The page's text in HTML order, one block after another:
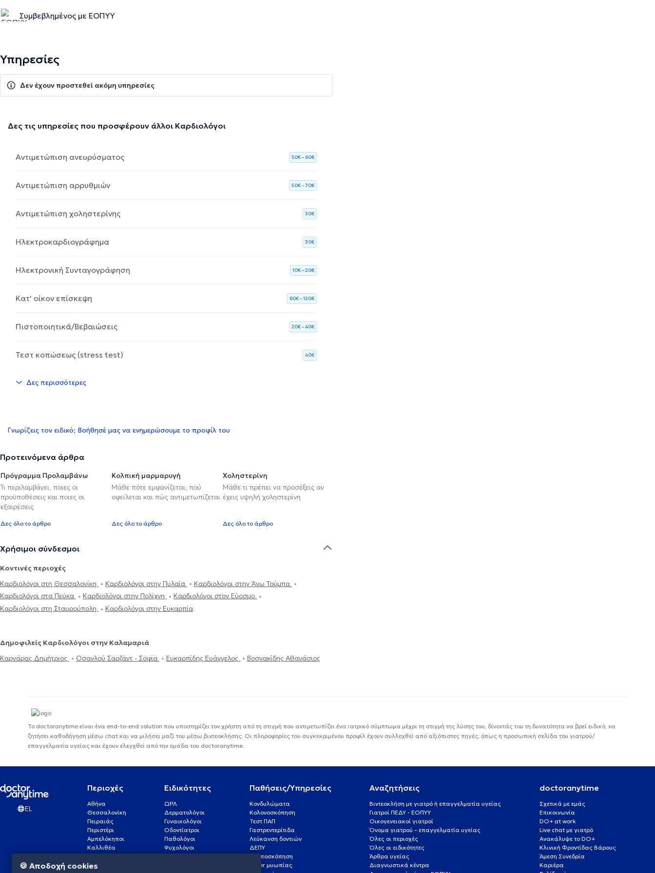
Συμβεβλημένος με ΕΟΠΥΥ
Υπηρεσίες
Δεν έχουν προστεθεί ακόμη υπηρεσίες
Δες τις υπηρεσίες που προσφέρουν άλλοι Καρδιολόγοι
Αντιμετώπιση ανευρύσματος 50€ – 60€
Αντιμετώπιση αρρυθμιών 50€ – 70€
Αντιμετώπιση χοληστερίνης 30€
Ηλεκτροκαρδιογράφημα 30€
Ηλεκτρονική Συνταγογράφηση 10€ – 20€
Κατ' οίκον επίσκεψη 60€ – 120€
Πιστοποιητικά/Βεβαιώσεις 20€ – 40€
Τεστ κοπώσεως (stress test) 40€
Δες περισσότερες
Γνωρίζεις τον ειδικό; Βοήθησέ μας να ενημερώσουμε το προφίλ του
Προτεινόμενα άρθρα
Πρόγραμμα Προλαμβάνω
Τι περιλαμβάνει, ποιες οι
προϋποθέσεις και ποιες οι
εξαιρέσεις
Δες όλο το άρθρο
Κολπική μαρμαρυγή
Μάθε πότε εμφανίζεται, πού
οφείλεται και πώς αντιμετωπίζεται
Δες όλο το άρθρο
Χοληστερίνη
Μάθε τι πρέπει να προσέξεις αν
έχεις υψηλή χοληστερίνη
Δες όλο το άρθρο
Χρήσιμοι σύνδεσμοι
Κοντινές περιοχές
Καρδιολόγοι στη Θεσσαλονίκη
Καρδιολόγοι στην Πυλαία
Καρδιολόγοι στην Άνω Τούμπα
Καρδιολόγοι στα Πεύκα
Καρδιολόγοι στην Πολίχνη
Καρδιολόγοι στον Εύοσμο
Καρδιολόγοι στη Σταυρούπολη
Καρδιολόγοι στην Ευκαρπία
Δημοφιλείς Καρδιολόγοι στην Καλαμαριά
Καρνάρας Δημήτριος
Οσανλού Σαρζάντ - Σοφία Ευκαρπίδης Ευάγγελος Βοσνακίδης Αθανάσιος
Το doctoranytime είναι ένα end-to-end solution που υποστηρίζει τον χρήστη από τη στιγμή που αντιμετωπίζει ένα ιατρικό σύμπτωμα μέχρι τη στιγμή της λύσης του, δίνοντάς του τη δυνατότητα να βρεί ειδικό, να
ζητήσει καθοδήγηση μέσω chat και να μιλήσει μαζί του μέσω βιντεοκλήσης. Οι πληροφορίες του συγκεκριμένου προφίλ έχουν συλλεχθεί από αξιόπιστες πηγές, όπως η προσωπική σελίδα του γιατρού/
επαγγελματία υγείας και έχουν ελεγχθεί από την ομάδα του doctoranytime.
EL
Περιοχές
Αθήνα
Θεσσαλονίκη
Πειραιάς
Περιστέρι
Αμπελόκηποι
Καλλιθέα
Γλυφάδα
Ειδικότητες
ΩΡΛ
Δερματολόγοι
Γυναικολόγοι
Οδοντίατροι
Παθολόγοι
Ψυχολόγοι
Παθήσεις/Υπηρεσίες
Κονδυλώματα
Κολονοσκόπηση
Τεστ ΠΑΠ
Γαστρεντερίτιδα
Λεύκανση δοντιών
ΔΕΠΥ
Κολποσκόπηση
Laser μυωπίας
Αναζητήσεις
Βιντεοκλήση με γιατρό ή επαγγελματία υγείας
Γιατροί ΠΕΔΥ - ΕΟΠΥΥ
Οικογενειακοί γιατροί
Όνομα γιατρού – επαγγελματία υγείας
Όλες οι περιοχές
Όλες οι ειδικότητες
Άρθρα υγείας
Διαγνωστικά κέντρα
doctoranytime
Σχετικά με εμάς
Επικοινωνία
DO+ at work
Live chat με γιατρό
Ανακάλυψε το DO+
Κλινική Φροντίδας Βάρους
Άμεση Συνεδρία
Καριέρα
🍪 Αποδοχή cookies